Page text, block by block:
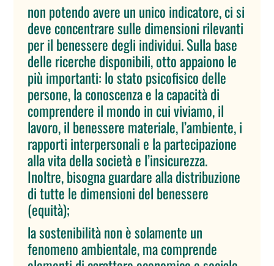
non potendo avere un unico indicatore, ci si
deve concentrare sulle dimensioni rilevanti
per il benessere degli individui. Sulla base
delle ricerche disponibili, otto appaiono le
più importanti: lo stato psicofisico delle
persone, la conoscenza e la capacità di
comprendere il mondo in cui viviamo, il
lavoro, il benessere materiale, l’ambiente, i
rapporti interpersonali e la partecipazione
alla vita della società e l’insicurezza.
Inoltre, bisogna guardare alla distribuzione
di tutte le dimensioni del benessere
(equità);
la sostenibilità non è solamente un
fenomeno ambientale, ma comprende